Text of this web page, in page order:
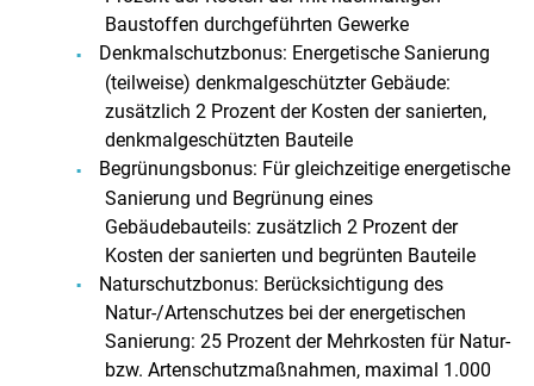
Baustoffen durchgeführten Gewerke
Denkmalschutzbonus: Energetische Sanierung
(teilweise) denkmalgeschützter Gebäude:
zusätzlich 2 Prozent der Kosten der sanierten,
denkmalgeschützten Bauteile
Begrünungsbonus: Für gleichzeitige energetische
Sanierung und Begrünung eines
Gebäudebauteils: zusätzlich 2 Prozent der
Kosten der sanierten und begrünten Bauteile
Naturschutzbonus: Berücksichtigung des
Natur-/Artenschutzes bei der energetischen
Sanierung: 25 Prozent der Mehrkosten für Natur-
bzw. Artenschutzmaßnahmen, maximal 1.000